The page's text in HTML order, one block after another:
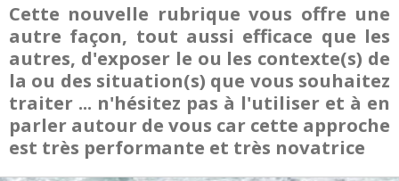
Cette nouvelle rubrique vous offre une
autre façon, tout aussi efficace que les
autres, d'exposer le ou les contexte(s) de
la ou des situation(s) que vous souhaitez
traiter ... n'hésitez pas à l'utiliser et à en
parler autour de vous car cette approche
est très performante et très novatrice